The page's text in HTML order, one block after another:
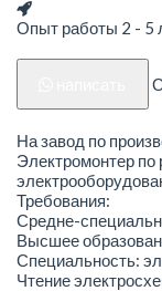
Опыт работы 2 - 5
На завод по
Электромонтер
Требования:
Средне-
Высшее
Специальность:
Чтение